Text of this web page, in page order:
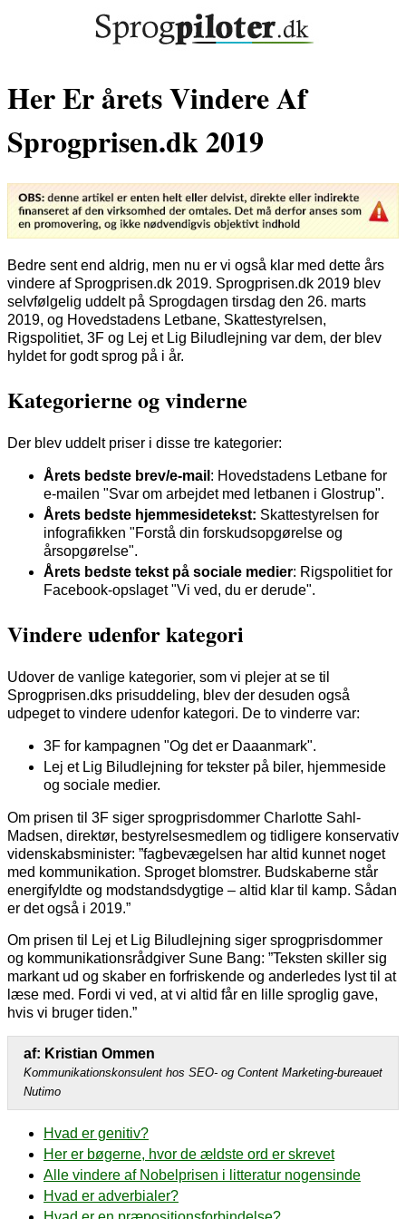
Her Er årets Vindere Af
Sprogprisen.dk 2019
Bedre sent end aldrig, men nu er vi også klar med dette års
vindere af Sprogprisen.dk 2019. Sprogprisen.dk 2019 blev
selvfølgelig uddelt på Sprogdagen tirsdag den 26. marts
2019, og Hovedstadens Letbane, Skattestyrelsen,
Rigspolitiet, 3F og Lej et Lig Biludlejning var dem, der blev
hyldet for godt sprog på i år.
Kategorierne og vinderne
Der blev uddelt priser i disse tre kategorier:
Årets bedste brev/e-mail : Hovedstadens Letbane for
e-mailen "Svar om arbejdet med letbanen i Glostrup".
Årets bedste hjemmesidetekst: Skattestyrelsen for
infografikken "Forstå din forskudsopgørelse og
årsopgørelse".
Årets bedste tekst på sociale medier: Rigspolitiet for
Facebook-opslaget "Vi ved, du er derude".
Vindere udenfor kategori
Udover de vanlige kategorier, som vi plejer at se til
Sprogprisen.dks prisuddeling, blev der desuden også
udpeget to vindere udenfor kategori. De to vinderre var:
3F for kampagnen "Og det er Daaanmark".
Lej et Lig Biludlejning for tekster på biler, hjemmeside
og sociale medier.
Om prisen til 3F siger sprogprisdommer Charlotte Sahl-
Madsen, direktør, bestyrelsesmedlem og tidligere konservativ
videnskabsminister: ”fagbevægelsen har altid kunnet noget
med kommunikation. Sproget blomstrer. Budskaberne står
energifyldte og modstandsdygtige – altid klar til kamp. Sådan
er det også i 2019.”
Om prisen til Lej et Lig Biludlejning siger sprogprisdommer
og kommunikationsrådgiver Sune Bang: ”Teksten skiller sig
markant ud og skaber en forfriskende og anderledes lyst til at
læse med. Fordi vi ved, at vi altid får en lille sproglig gave,
hvis vi bruger tiden.”
af: Kristian Ommen
Kommunikationskonsulent hos SEO- og Content Marketing-bureauet
Nutimo
Hvad er genitiv?
Her er bøgerne, hvor de ældste ord er skrevet
Alle vindere af Nobelprisen i litteratur nogensinde
Hvad er adverbialer?